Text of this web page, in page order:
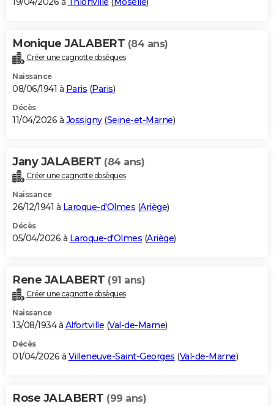
Monique JALABERT (84 ans)
Créer une cagnotte obsèques
Naissance
08/06/1941 à Paris (Paris)
Décès
11/04/2026 à Jossigny(Seine-et-Marne)
Jany JALABERT (84 ans)
Créer une cagnotte obsèques
Naissance
26/12/1941 à Laroque-d'Olmes (Ariège)
Décès
05/04/2026 à Laroque-d'Olmes (Ariège)
Rene JALABERT (91 ans)
Créer une cagnotte obsèques
Naissance
13/08/1934 à Alfortville (Val-de-Marne)
Décès
01/04/2026 à Villeneuve-Saint-Georges (Val-de-Marne)
Rose JALABERT (99 ans)